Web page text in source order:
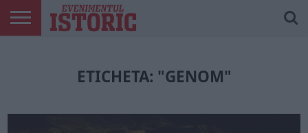
ETICHETA: "GENOM"